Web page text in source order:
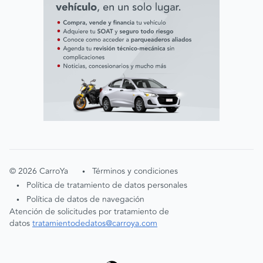
©2026 CarroYa • Términos y condiciones
• Política de tratamiento de datos personales
•
Política de datos de navegación
Atención de solicitudes por tratamiento de
datostratamientodedatos@carroya.com